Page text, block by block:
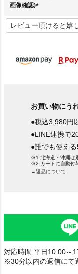
画像確認)
必
須
お買い物にう
●税込3,980円
●LINE連携で
●誰でも使え
※1.北海道・沖縄は
※2.カートに自動付
→返品について
対応時間:平日10:00～
※30分以内の返信にて